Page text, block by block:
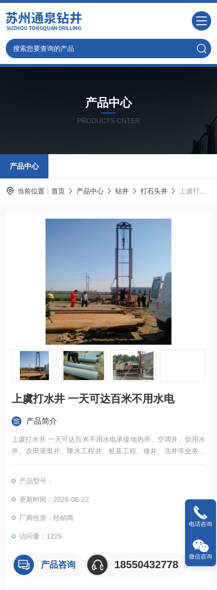
产品中心
PRODUCTS CNTER
产品中心
当前位置： 首页 产品中心 钻井 打石头井 上虞打水井 一天可达百米不用水电
上虞打水井 一天可达百米不用水电
产品简介
上虞打水井 一天可达百米不用水电承接地热井、空调井、饮用水
井、农田灌溉井、降水工程井、桩基工程、修井、洗井等业务，
并供应井泵配套和全自动变频供水设备。
产品型号：
更新时间：2026-06-22
厂商性质：经销商
访问量：1225
产品咨询 18550432778
电话咨询
微信咨询